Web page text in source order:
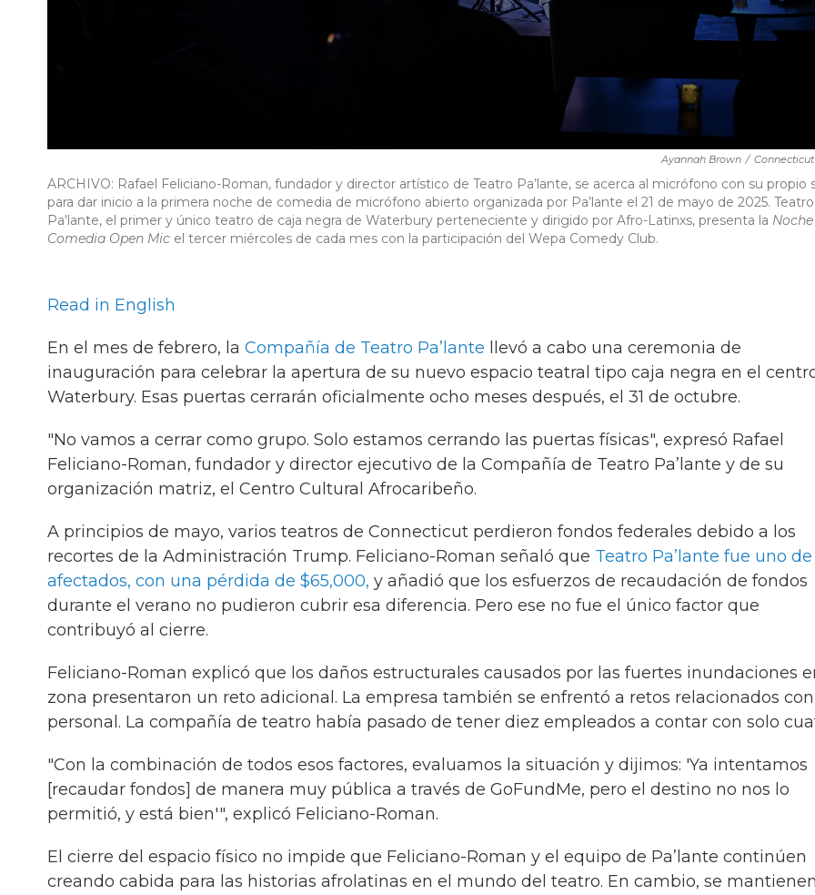
Ayannah Brown /
ARCHIVO: Rafael Feliciano-Roman, fundador y director artístico de Teatro Pa’lante, se acerca al micrófono con su propio
para dar inicio a la primera noche de comedia de micrófono abierto organizada por Pa’lante el 21 de mayo de 2025. Teatro
Pa'lante, el primer y único teatro de caja negra de Waterbury perteneciente y dirigido por Afro-Latinxs, presenta la
Comedia Open Mic el tercer miércoles de cada mes con la participación del Wepa Comedy Club.
Read in English
En el mes de febrero, la Compañía de Teatro Pa’lante llevó a cabo una ceremonia de
inauguración para celebrar la apertura de su nuevo espacio teatral tipo caja negra en el
Waterbury. Esas puertas cerrarán oficialmente ocho meses después, el 31 de octubre.
"No vamos a cerrar como grupo. Solo estamos cerrando las puertas físicas", expresó Rafael
Feliciano-Roman, fundador y director ejecutivo de la Compañía de Teatro Pa’lante y de su
organización matriz, el Centro Cultural Afrocaribeño.
A principios de mayo, varios teatros de Connecticut perdieron fondos federales debido a los
recortes de la Administración Trump. Feliciano-Roman señaló que Teatro Pa’lante fue uno de
afectados, con una pérdida de $65,000, y añadió que los esfuerzos de recaudación de fondos
durante el verano no pudieron cubrir esa diferencia. Pero ese no fue el único factor que
contribuyó al cierre.
Feliciano-Roman explicó que los daños estructurales causados por las fuertes inundaciones
zona presentaron un reto adicional. La empresa también se enfrentó a retos relacionados
personal. La compañía de teatro había pasado de tener diez empleados a contar con solo
"Con la combinación de todos esos factores, evaluamos la situación y dijimos: 'Ya intentamos
[recaudar fondos] de manera muy pública a través de GoFundMe, pero el destino no nos lo
permitió, y está bien'", explicó Feliciano-Roman.
El cierre del espacio físico no impide que Feliciano-Roman y el equipo de Pa’lante continúen
creando cabida para las historias afrolatinas en el mundo del teatro. En cambio, se mantienen